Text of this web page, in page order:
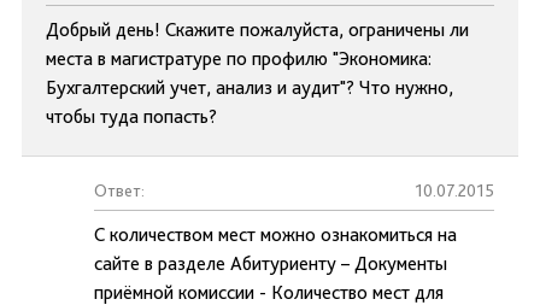
Добрый день! Скажите пожалуйста, ограничены ли
места в магистратуре по профилю "Экономика:
Бухгалтерский учет, анализ и аудит"? Что нужно,
чтобы туда попасть?
Ответ: 10.07.2015
С количеством мест можно ознакомиться на
сайте в разделе Абитуриенту – Документы
приёмной комиссии - Количество мест для